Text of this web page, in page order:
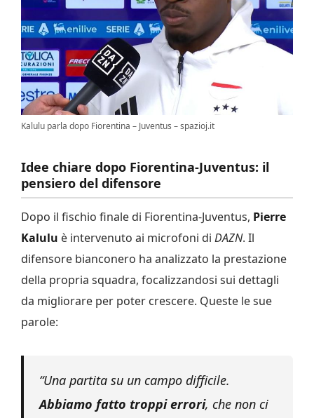
Kalulu parla dopo Fiorentina – Juventus – spazioj.it
Idee chiare dopo Fiorentina-Juventus: il
pensiero del difensore
Dopo il fischio finale di Fiorentina-Juventus, Pierre
Kalulu è intervenuto ai microfoni di DAZN. Il
difensore bianconero ha analizzato la prestazione
della propria squadra, focalizzandosi sui dettagli
da migliorare per poter crescere. Queste le sue
parole:
“Una partita su un campo difficile.
Abbiamo fatto troppi errori, che non ci